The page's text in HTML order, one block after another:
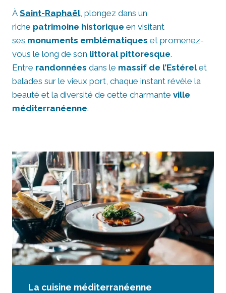
À Saint-Raphaël, plongez dans un
riche patrimoine historique en visitant
ses monuments emblématiques et promenez-
vous le long de son littoral pittoresque.
Entre randonnées dans le massif de l’Estérelet
balades sur le vieux port, chaque instant révèle la
beauté et la diversité de cette charmante ville
méditerranéenne.
La cuisine méditerranéenne